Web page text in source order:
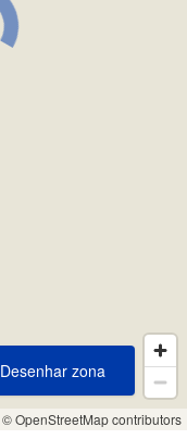
© OpenStreetMap contributors
Desenhar zona
Desenhar zona